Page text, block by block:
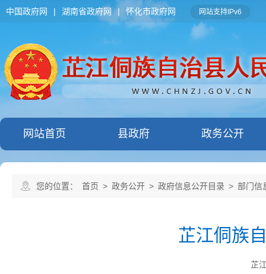
中国政府网 | 湖南省政府网 | 怀化市政府网 网站支持IPv6
网站首页 县政府 政务公开
您的位置： 首页 > 政务公开 > 政府信息公开目录 > 部门信
芷江侗族
芷